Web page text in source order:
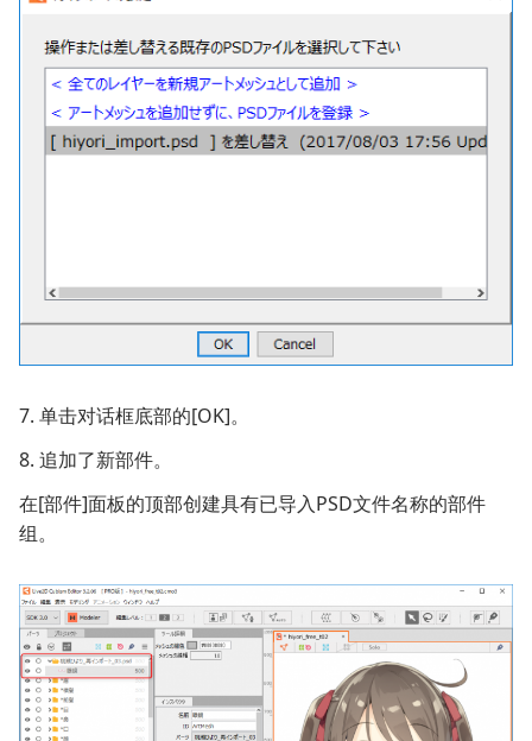
7. 单击对话框底部的[OK]。
8. 追加了新部件。
在[部件]面板的顶部创建具有已导入PSD文件名称的部件
组。